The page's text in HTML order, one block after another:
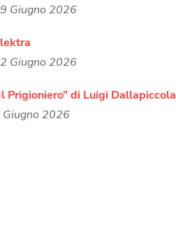
Giugno 2026
Giugno 2026
Prigioniero” di Luigi Dallapiccola
Giugno 2026